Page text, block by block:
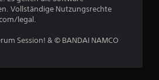
g
4
.
Vollständige Nutzungsrechte
legal.
Session! & © BANDAI NAMCO